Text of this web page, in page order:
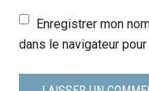
Enregistrer mon
dans le navigateur